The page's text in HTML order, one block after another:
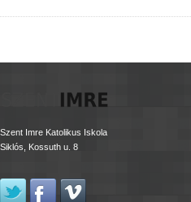
Szent Imre Katolikus Iskola
Siklós, Kossuth u. 8